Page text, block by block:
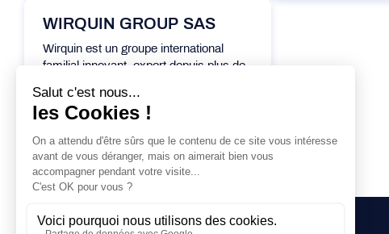
WIRQUIN GROUP SAS
Wirquin est un groupe international
familial innovant, expert depuis plus de
Découvrir cet adhérent